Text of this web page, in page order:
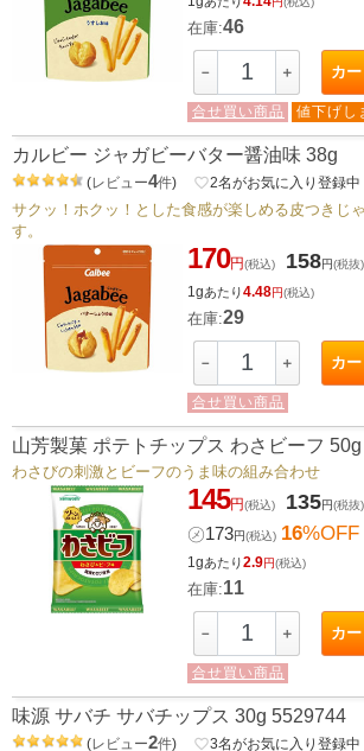
在庫:46
－ ＋ カ
合せ買い商品 値下げし
カルビー ジャガビーバター醤油味 38g
(レビュー4件) favorite_border2名がお気に入り登録中
サクッ！ホクッ！とした食感が楽しめる皮つきじ
す。
170円(税込) 158円(税抜)
1gあたり4.48円(税込)
在庫:29
－ ＋ カ
合せ買い商品
山芳製菓 ポテトチップス わさビーフ 50g
わさびの刺激とビーフのうま味の組み合わせ
145円(税込) 135円(税抜)
㋱173円(税込) 16%OFF
1gあたり2.9円(税込)
在庫:11
－ ＋ カ
合せ買い商品
味源 サバチ サバチップス 30g 5529744
(レビュー2件) favorite_border3名がお気に入り登録中